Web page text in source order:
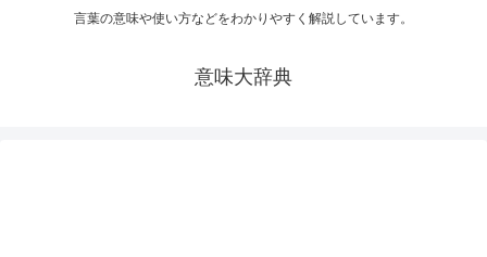
言葉の意味や使い方などをわかりやすく解説しています。
意味大辞典